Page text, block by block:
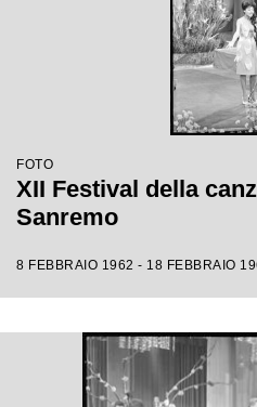
FOTO
XII Festival della
Sanremo
8 FEBBRAIO 1962 - 18 FEBBRAIO